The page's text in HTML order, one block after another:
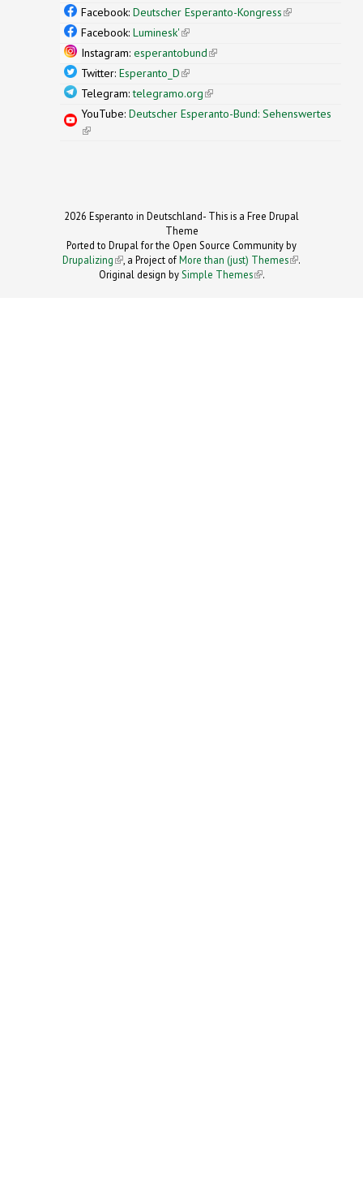
external)
Facebook: Deutscher Esperanto-Kongress(link is
Facebook: Luminesk'(link is external)
Instagram: esperantobund(link is external)
Twitter: Esperanto_D(link is external)
Telegram:telegramo.org(link is external)
YouTube: Deutscher Esperanto-Bund: Sehenswertes
(link is external)
2026 Esperanto in Deutschland- This is a Free Drupal
Theme
Ported to Drupal for the Open Source Community by
Drupalizing(link is external)
, a Project ofMore than (just) Themes (link is
.
Original design by Simple Themes
(link is
.